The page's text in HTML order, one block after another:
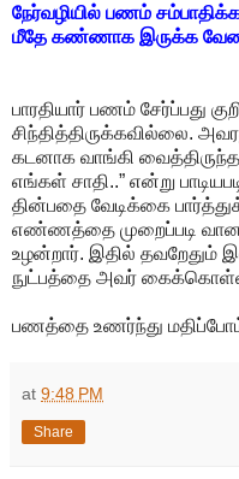
நேர்வழியில் பணம்
மீதே கண்ணாக இருக்க
பாரதியார் பணம் சேர்ப்பது
சிந்தித்திருக்கவில்லை.
கடனாக வாங்கி வைத்திருந்த
எங்கள் சாதி..” என்று
தின்பதை வேடிக்கை
எண்ணத்தை முறைப்படி
உழன்றார். இதில் தவறேதும்
நுட்பத்தை அவர்
பணத்தை உணர்ந்து
at 9:48 PM
Share